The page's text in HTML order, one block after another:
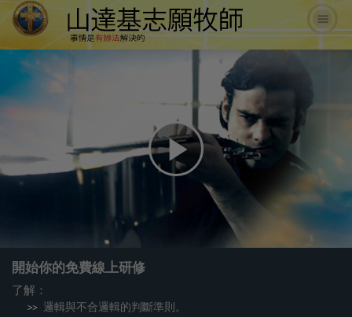
Play
Video
開始你的免費線上研修
了解：
邏輯與不合邏輯的判斷準則。